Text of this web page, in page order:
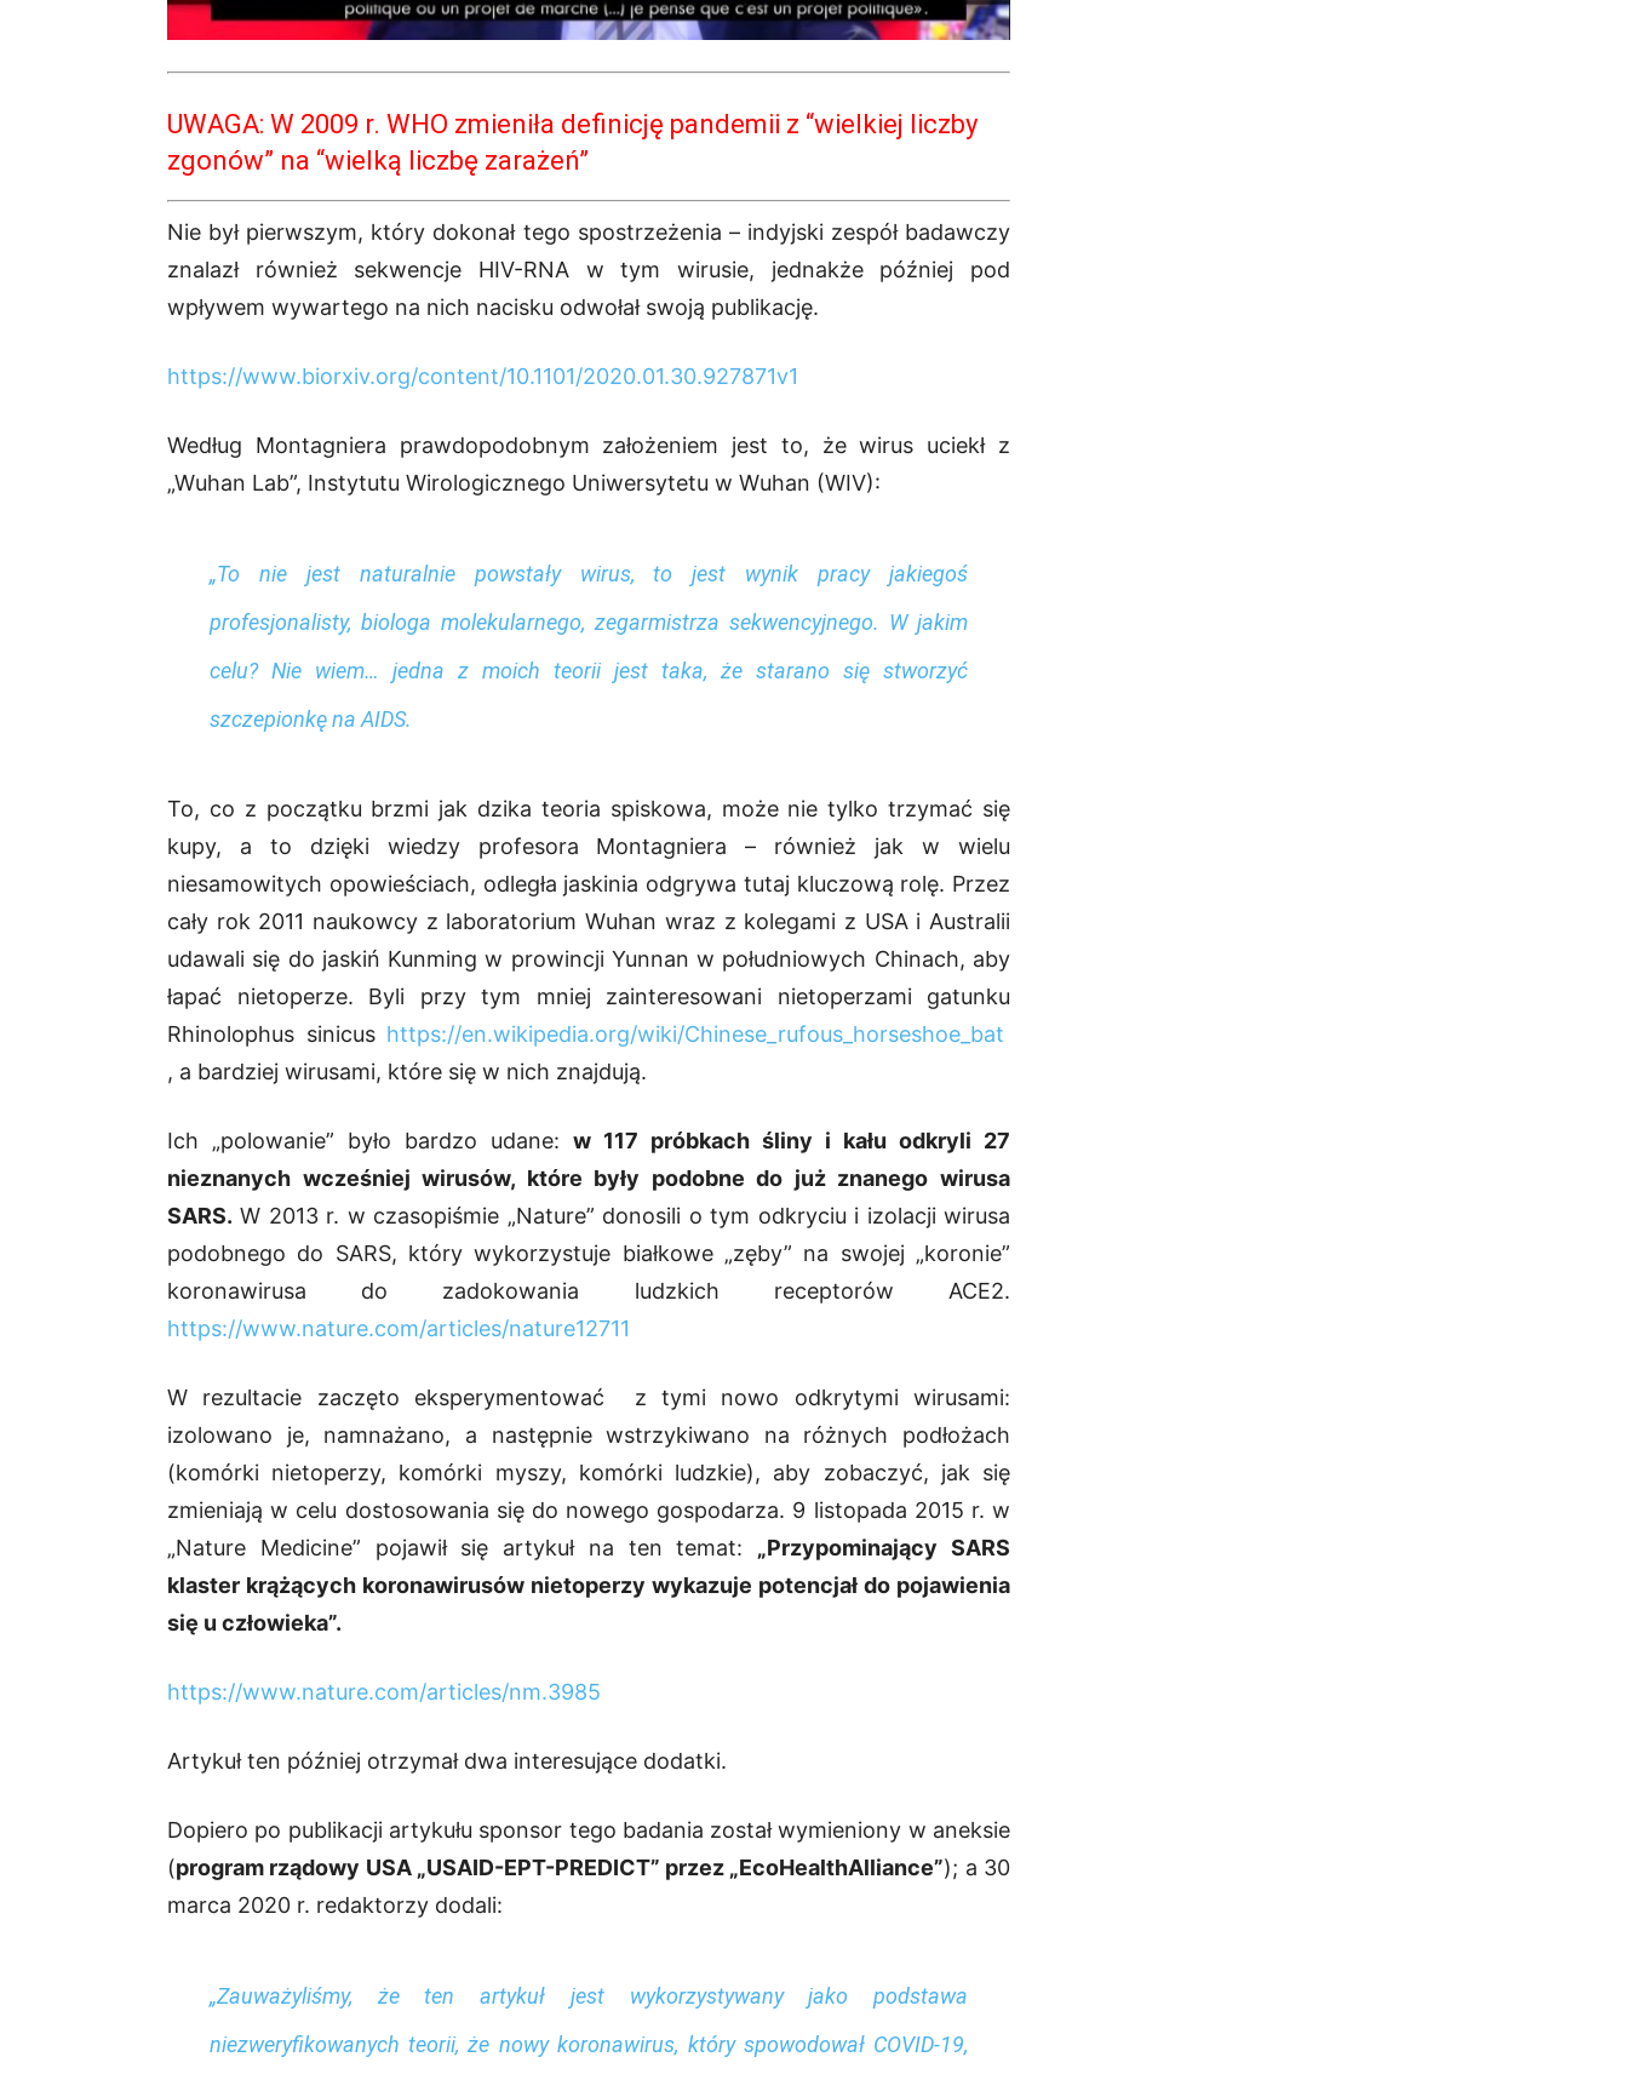
UWAGA: W 2009 r. WHO zmieniła definicję pandemii z “wielkiej liczby
zgonów” na “wielką liczbę zarażeń”
Nie był pierwszym, który dokonał tego spostrzeżenia – indyjski zespół badawczy
znalazł również sekwencje HIV-RNA w tym wirusie, jednakże później pod
wpływem wywartego na nich nacisku odwołał swoją publikację.
https://www.biorxiv.org/content/10.1101/2020.01.30.927871v1
Według Montagniera prawdopodobnym założeniem jest to, że wirus uciekł z
„Wuhan Lab”, Instytutu Wirologicznego Uniwersytetu w Wuhan (WIV):
„To nie jest naturalnie powstały wirus, to jest wynik pracy jakiegoś
profesjonalisty, biologa molekularnego, zegarmistrza sekwencyjnego. W jakim
celu? Nie wiem… jedna z moich teorii jest taka, że starano się stworzyć
szczepionkę na AIDS.
To, co z początku brzmi jak dzika teoria spiskowa, może nie tylko trzymać się
kupy, a to dzięki wiedzy profesora Montagniera – również jak w wielu
niesamowitych opowieściach, odległa jaskinia odgrywa tutaj kluczową rolę. Przez
cały rok 2011 naukowcy z laboratorium Wuhan wraz z kolegami z USA i Australii
udawali się do jaskiń Kunming w prowincji Yunnan w południowych Chinach, aby
łapać nietoperze. Byli przy tym mniej zainteresowani nietoperzami gatunku
Rhinolophus sinicus https://en.wikipedia.org/wiki/Chinese_rufous_horseshoe_bat
, a bardziej wirusami, które się w nich znajdują.
Ich „polowanie” było bardzo udane: w 117 próbkach śliny i kału odkryli 27
nieznanych wcześniej wirusów, które były podobne do już znanego wirusa
SARS. W 2013 r. w czasopiśmie „Nature” donosili o tym odkryciu i izolacji wirusa
podobnego do SARS, który wykorzystuje białkowe „zęby” na swojej „koronie”
koronawirusa do zadokowania ludzkich receptorów ACE2.
https://www.nature.com/articles/nature12711
W rezultacie zaczęto eksperymentować z tymi nowo odkrytymi wirusami:
izolowano je, namnażano, a następnie wstrzykiwano na różnych podłożach
(komórki nietoperzy, komórki myszy, komórki ludzkie), aby zobaczyć, jak się
zmieniają w celu dostosowania się do nowego gospodarza. 9 listopada 2015 r. w
„Nature Medicine” pojawił się artykuł na ten temat: „Przypominający SARS
klaster krążących koronawirusów nietoperzy wykazuje potencjał do pojawienia
się u człowieka”.
https://www.nature.com/articles/nm.3985
Artykuł ten później otrzymał dwa interesujące dodatki.
Dopiero po publikacji artykułu sponsor tego badania został wymieniony w aneksie
(program rządowy USA „USAID-EPT-PREDICT” przez „EcoHealthAlliance”); a 30
marca 2020 r. redaktorzy dodali:
„Zauważyliśmy, że ten artykuł jest wykorzystywany jako podstawa
niezweryfikowanych teorii, że nowy koronawirus, który spowodował COVID-19,